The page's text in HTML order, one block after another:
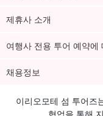
제휴사 소개
여행사 전용 투어 예약에
채용정보
이리오모테 섬 투어즈
협업을 통해